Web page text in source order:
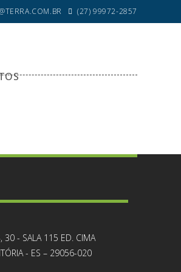
(27) 99972-2857
30 - SALA 115 ED. CIMA
- ES – 29056-020